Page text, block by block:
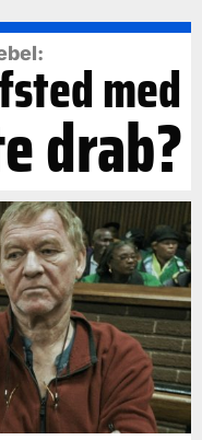
med
drab?